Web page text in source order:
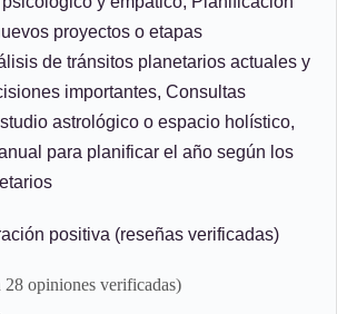
proyectos o etapas
de tránsitos planetarios actuales y
importantes, Consultas
astrológico o espacio holístico,
para planificar el año según los
positiva (reseñas verificadas)
28 opiniones verificadas)